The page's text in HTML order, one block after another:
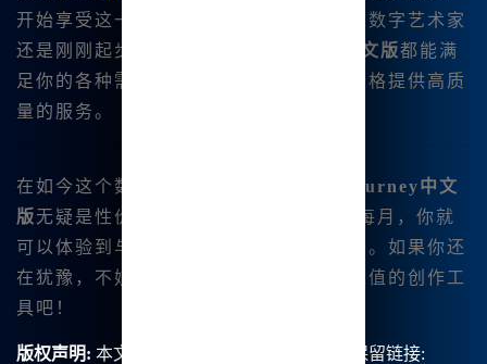
开始享受这一超值服务。无论你是专业的数字艺术家
还是刚刚起步的创作者，
Midjourney中文版都能满
足你的各种需求，并且以极具竞争力的价格提供高质
量的服务。
在如今这个数字艺术盛行的时代，
Midjourney中文
版无疑是性价比最高的选择。仅需9.9元每月，你就
可以体验到与国际版相媲美的功能和服务。如果你还
在犹豫，不妨马上行动，抢先体验这一超值的创作工
具吧！
版权声明: 本文由【B族智能】原创，转载请保留链接: